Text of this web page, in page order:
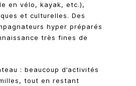
en vélo, kayak, etc.),
et culturelles. Des
hyper préparés
très fines de
: beaucoup d’activités
tout en restant